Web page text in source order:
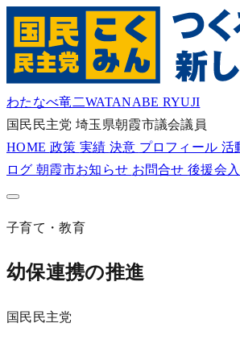
わたなべ竜二WATANABE RYUJI
国民民主党 埼玉県朝霞市議会議員
HOME 政策 実績 決意 プロフィール 活
ログ 朝霞市お知らせ お問合せ後援会
子育て・教育
幼保連携の推進
国民民主党